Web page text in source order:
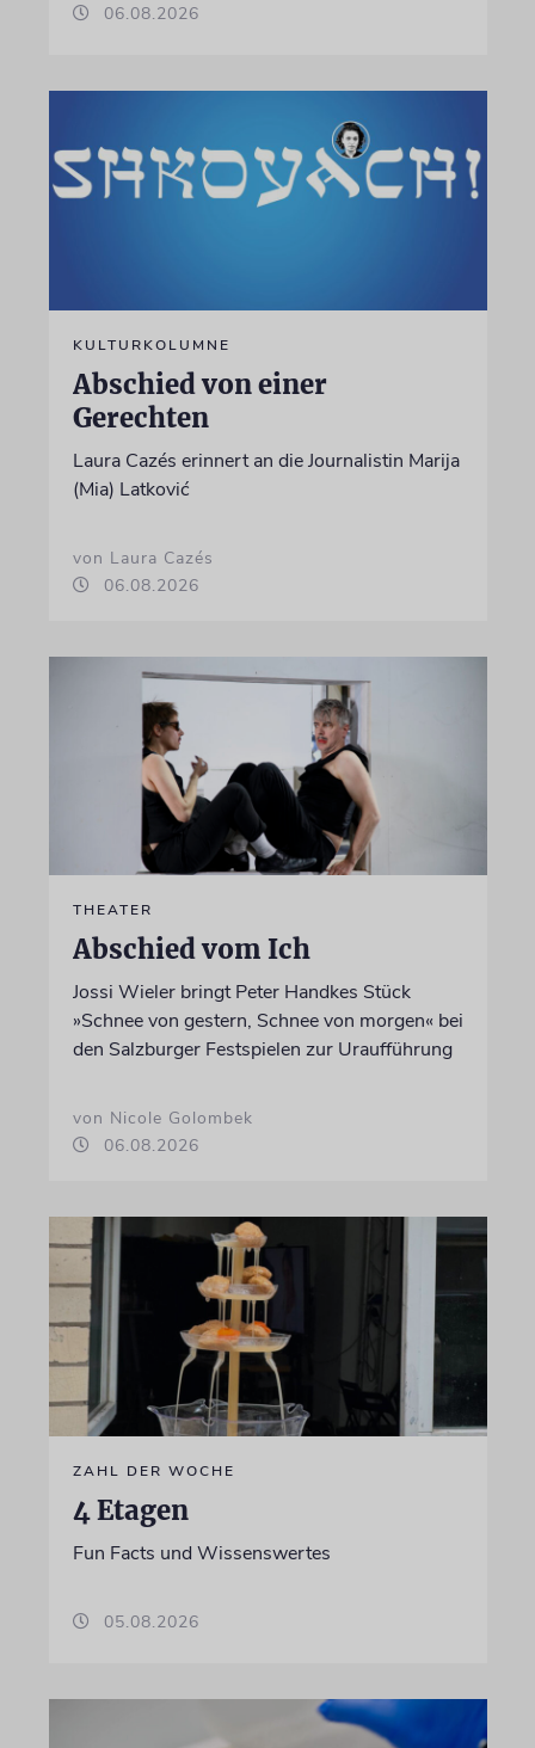
06.08.2026
KULTURKOLUMNE
Abschied von einer
Gerechten
Laura Cazés erinnert an die Journalistin Marija
(Mia) Latković
von Laura Cazés
06.08.2026
THEATER
Abschied vom Ich
Jossi Wieler bringt Peter Handkes Stück
»Schnee von gestern, Schnee von morgen« bei
den Salzburger Festspielen zur Uraufführung
von Nicole Golombek
06.08.2026
ZAHL DER WOCHE
4 Etagen
Fun Facts und Wissenswertes
05.08.2026